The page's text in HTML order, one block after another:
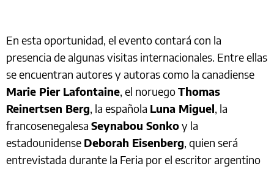
En esta oportunidad, el evento contará con la
presencia de algunas visitas internacionales. Entre ellas
se encuentran autores y autoras como la canadiense
Marie Pier Lafontaine, el noruegoThomas
Reinertsen Berg, la española Luna Miguel, la
francosenegalesa Seynabou Sonkoy la
estadounidense Deborah Eisenberg, quien será
entrevistada durante la Feria por el escritor argentino